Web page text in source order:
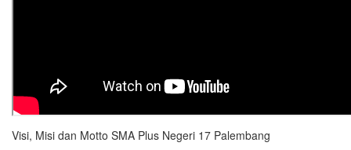
Visi, Misi dan Motto SMA Plus Negeri 17 Palembang